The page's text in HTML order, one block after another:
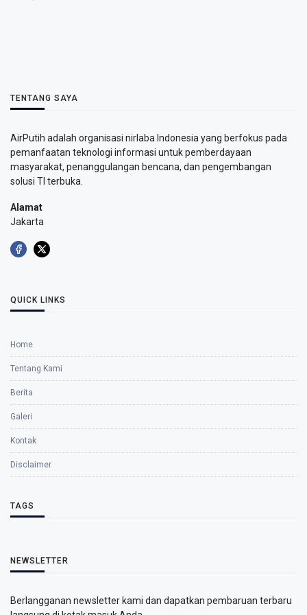
TENTANG SAYA
AirPutih adalah organisasi nirlaba Indonesia yang berfokus pada
pemanfaatan teknologi informasi untuk pemberdayaan
masyarakat, penanggulangan bencana, dan pengembangan
solusi TI terbuka.
Alamat
Jakarta
QUICK LINKS
Home
Tentang Kami
Berita
Galeri
Kontak
Disclaimer
TAGS
NEWSLETTER
Berlangganan newsletter kami dan dapatkan pembaruan terbaru